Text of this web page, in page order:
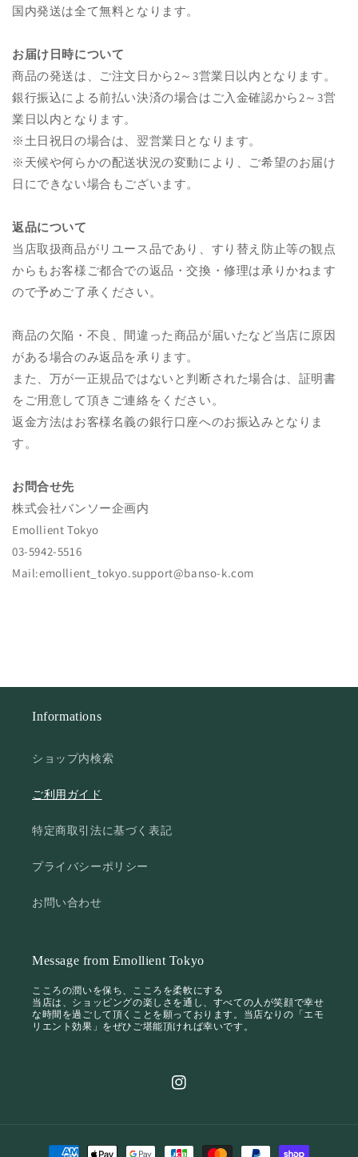
国内発送は全て無料となります。
お届け日時について
商品の発送は、ご注文日から2～3営業日以内となります。
銀行振込による前払い決済の場合はご入金確認から2～3営
業日以内となります。
※土日祝日の場合は、翌営業日となります。
※天候や何らかの配送状況の変動により、ご希望のお届け
日にできない場合もございます。
返品について
当店取扱商品がリユース品であり、すり替え防止等の観点
からもお客様ご都合での返品・交換・修理は承りかねます
ので予めご了承ください。
商品の欠陥・不良、間違った商品が届いたなど当店に原因
がある場合のみ返品を承ります。
また、万が一正規品ではないと判断された場合は、証明書
をご用意して頂きご連絡をください。
返金方法はお客様名義の銀行口座へのお振込みとなりま
す。
お問合せ先
株式会社バンソー企画内
Emollient Tokyo
03-5942-5516
Mail:emollient_tokyo.support@banso-k.com
Informations
ショップ内検索
ご利用ガイド
特定商取引法に基づく表記
プライバシーポリシー
お問い合わせ
Message from Emollient Tokyo
こころの潤いを保ち、こころを柔軟にする
当店は、ショッピングの楽しさを通し、すべての人が笑顔で幸せ
な時間を過ごして頂くことを願っております。当店なりの「エモ
リエント効果」をぜひご堪能頂ければ幸いです。
Instagram